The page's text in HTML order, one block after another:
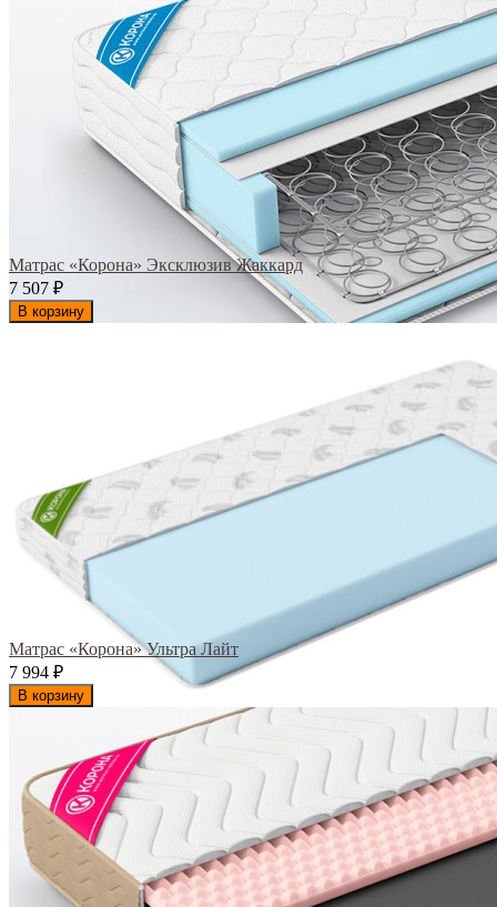
Матрас «Корона» Эксклюзив Жаккард
7 507 ₽
В корзину
Матрас «Корона» Ультра Лайт
7 994 ₽
В корзину